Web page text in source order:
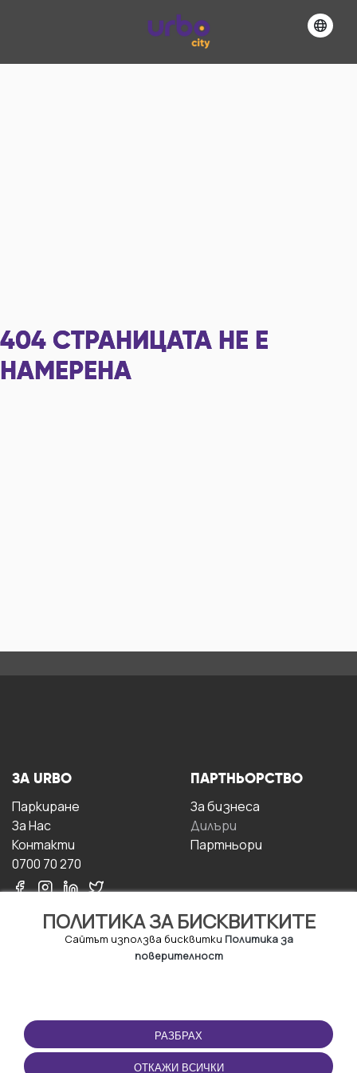
404 СТРАНИЦАТА НЕ Е
НАМЕРЕНА
ПОЛИТИКА ЗА БИСКВИТКИТЕ
Сайтът използва бисквитки Политика за
поверителност
РАЗБРАХ
ОТКАЖИ ВСИЧКИ
ЗА URBO
Паркиране
За Hас
Контакти
0700 70 270
ПАРТНЬОРСТВО
За бизнесa
Дилъри
Партньори
ПОЛЗВАНЕ
Правила и условия за
ползване
ПРИЛОЖЕНИЕТО